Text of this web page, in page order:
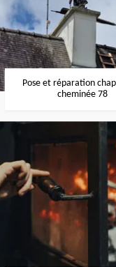
Pose et réparation
cheminée 78